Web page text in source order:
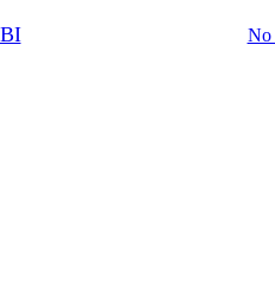
13/09/2022 No